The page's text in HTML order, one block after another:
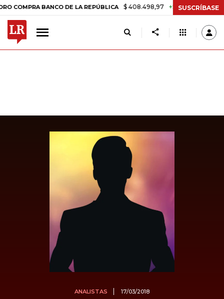
BANCO DE LA REPÚBLICA $ 408.498,97 +$ 8.753,81 +2,19%
SUSCRÍBASE
ANALISTAS 17/03/2018